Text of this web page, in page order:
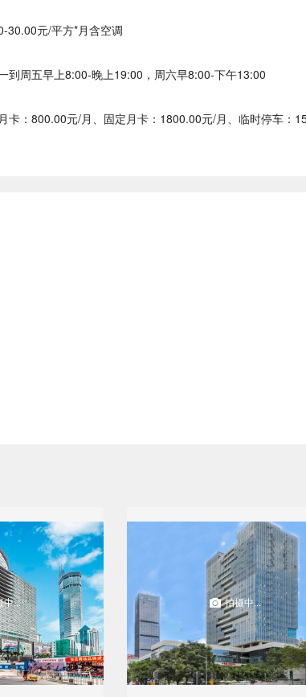
30.00元/平方*月含空调
到周五早上8:00-晚上19:00，周六早8:00-下午13:00
卡：800.00元/月、固定月卡：1800.00元/月、临时停车：
中... 拍摄中...